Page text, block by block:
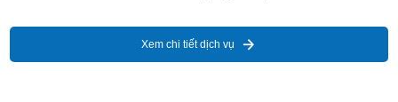
Xem chi tiết dịch vụ